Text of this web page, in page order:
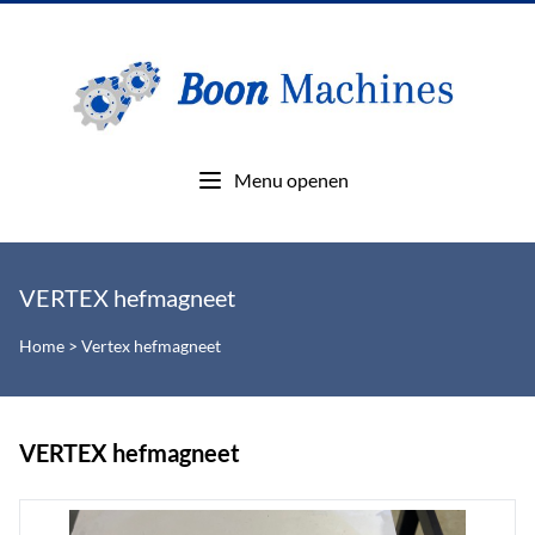
Menu openen
VERTEX hefmagneet
Home > Vertex hefmagneet
VERTEX hefmagneet